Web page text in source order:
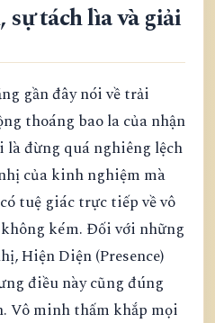
sự tách lìa và giải
gần đây nói về trải
thoáng bao la của nhận
đừng quá nghiêng lệch
của kinh nghiệm mà
tuệ giác trực tiếp về vô
kém. Đối với những
Hiện Diện (Presence)
điều này cũng đúng
Vô minh thấm khắp mọi